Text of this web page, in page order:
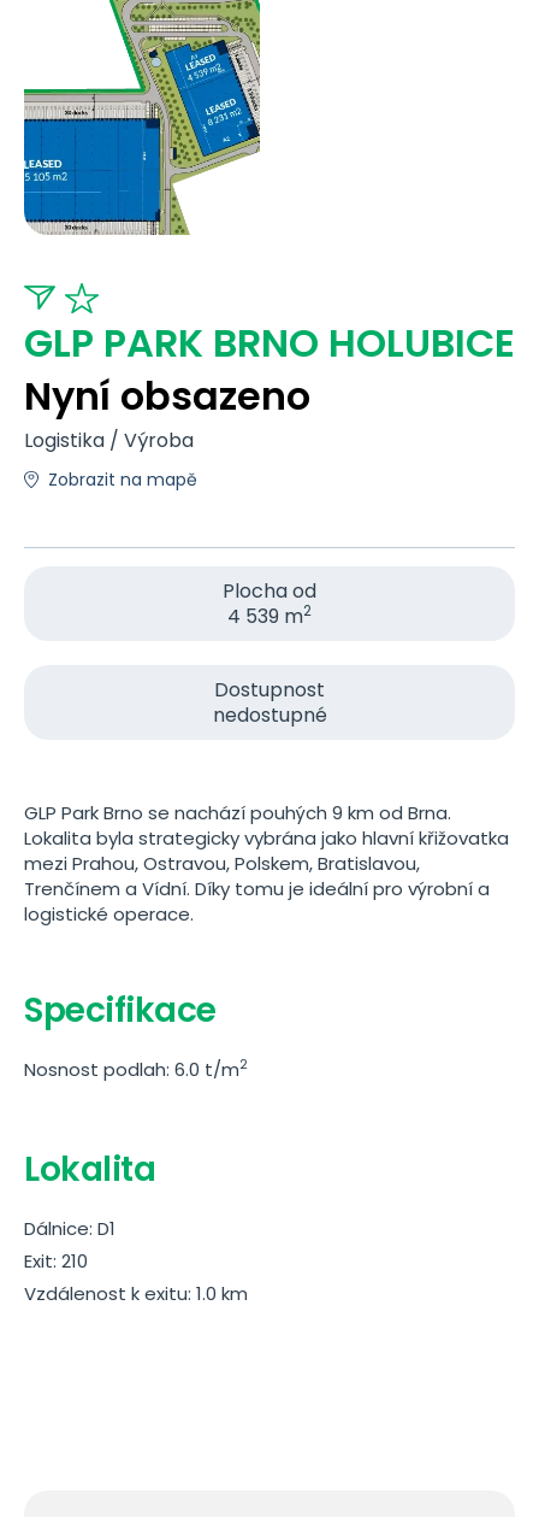
GLP PARK BRNO HOLUBICE
Nyní obsazeno
Logistika / Výroba
Zobrazit na mapě
Plocha od
4 539 m2
Dostupnost
nedostupné
GLP Park Brno se nachází pouhých 9 km od Brna.
Lokalita byla strategicky vybrána jako hlavní křižovatka
mezi Prahou, Ostravou, Polskem, Bratislavou,
Trenčínem a Vídní. Díky tomu je ideální pro výrobní a
logistické operace.
Specifikace
Nosnost podlah: 6.0 t/m2
Lokalita
Dálnice: D1
Exit: 210
Vzdálenost k exitu: 1.0 km